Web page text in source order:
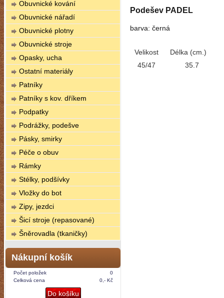
Obuvnické kování
Obuvnické nářadí
Obuvnické plotny
Obuvnické stroje
Opasky, ucha
Ostatní materiály
Patníky
Patníky s kov. dříkem
Podpatky
Podrážky, podešve
Pásky, smirky
Péče o obuv
Rámky
Stélky, podšívky
Vložky do bot
Zipy, jezdci
Šicí stroje (repasované)
Šněrovadla (tkaničky)
Nákupní košík
Počet položek
0
Celková cena
0,- Kč
Do košíku
Podešev PADEL
barva: černá
Velikost
Délka (cm.)
45/47
35.7